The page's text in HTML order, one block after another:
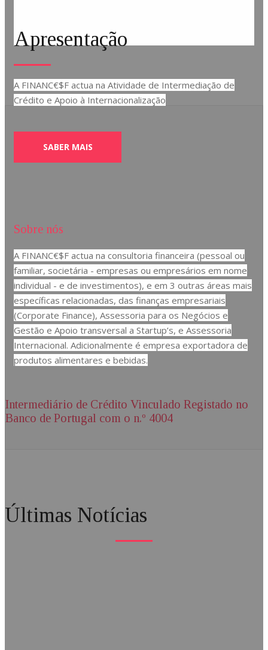
Apresentação
A FINANC€$F actua na Atividade de Intermediação de
Crédito e Apoio à Internacionalização
SABER MAIS
Sobre nós
A FINANC€$F actua na consultoria financeira (pessoal ou
familiar, societária - empresas ou empresários em nome
individual - e de investimentos), e em 3 outras áreas mais
específicas relacionadas, das finanças empresariais
(Corporate Finance), Assessoria para os Negócios e
Gestão e Apoio transversal a Startup’s, e Assessoria
Internacional. Adicionalmente é empresa exportadora de
produtos alimentares e bebidas.
Intermediário de Crédito Vinculado Registado no
Banco de Portugal com o n.º 4004
Últimas Notícias